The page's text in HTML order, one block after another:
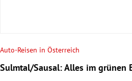
Auto-Reisen in Österreich
Sulmtal/Sausal: Alles im grünen